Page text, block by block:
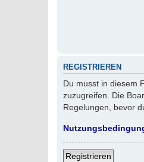
REGISTRIEREN
Du musst in diesem
zuzugreifen. Die
Regelungen, bevor
Registrieren